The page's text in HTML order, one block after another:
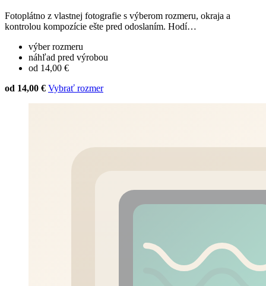
Fotoplátno z vlastnej fotografie s výberom rozmeru, okraja a
kontrolou kompozície ešte pred odoslaním. Hodí…
výber rozmeru
náhľad pred výrobou
od 14,00 €
od 14,00 € Vybrať rozmer